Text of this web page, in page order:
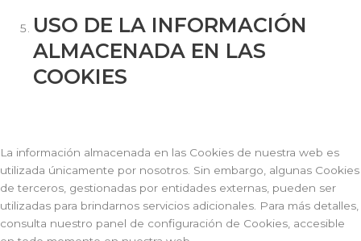
USO DE LA INFORMACIÓN
ALMACENADA EN LAS
COOKIES
La información almacenada en las Cookies de nuestra web es
utilizada únicamente por nosotros. Sin embargo, algunas Cookies
de terceros, gestionadas por entidades externas, pueden ser
utilizadas para brindarnos servicios adicionales. Para más detalles,
consulta nuestro panel de configuración de Cookies, accesible